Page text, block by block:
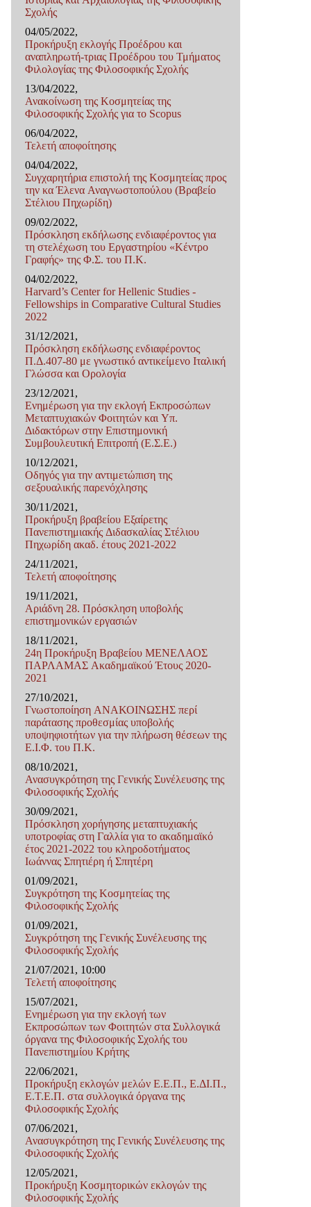
Σχολής
04/05/2022,
Προκήρυξη εκλογής Προέδρου και
αναπληρωτή-τριας Προέδρου του Τμήματος
Φιλολογίας της Φιλοσοφικής Σχολής
13/04/2022,
Ανακοίνωση της Κοσμητείας της
Φιλοσοφικής Σχολής για το Scopus
06/04/2022,
Τελετή αποφοίτησης
04/04/2022,
Συγχαρητήρια επιστολή της Κοσμητείας προς
την κα Έλενα Αναγνωστοπούλου (Βραβείο
Στέλιου Πηχωρίδη)
09/02/2022,
Πρόσκληση εκδήλωσης ενδιαφέροντος για
τη στελέχωση του Εργαστηρίου «Κέντρο
Γραφής» της Φ.Σ. του Π.Κ.
04/02/2022,
Harvard’s Center for Hellenic Studies -
Fellowships in Comparative Cultural Studies
2022
31/12/2021,
Πρόσκληση εκδήλωσης ενδιαφέροντος
Π.Δ.407-80 με γνωστικό αντικείμενο Ιταλική
Γλώσσα και Ορολογία
23/12/2021,
Ενημέρωση για την εκλογή Εκπροσώπων
Μεταπτυχιακών Φοιτητών και Υπ.
Διδακτόρων στην Επιστημονική
Συμβουλευτική Επιτροπή (Ε.Σ.Ε.)
10/12/2021,
Οδηγός για την αντιμετώπιση της
σεξουαλικής παρενόχλησης
30/11/2021,
Προκήρυξη βραβείου Εξαίρετης
Πανεπιστημιακής Διδασκαλίας Στέλιου
Πηχωρίδη ακαδ. έτους 2021-2022
24/11/2021,
Τελετή αποφοίτησης
19/11/2021,
Αριάδνη 28. Πρόσκληση υποβολής
επιστημονικών εργασιών
18/11/2021,
24η Προκήρυξη Βραβείου ΜΕΝΕΛΑΟΣ
ΠΑΡΛΑΜΑΣ Ακαδημαϊκού Έτους 2020-
2021
27/10/2021,
Γνωστοποίηση ΑΝΑΚΟΙΝΩΣΗΣ περί
παράτασης προθεσμίας υποβολής
υποψηφιοτήτων για την πλήρωση θέσεων της
Ε.Ι.Φ. του Π.K.
08/10/2021,
Ανασυγκρότηση της Γενικής Συνέλευσης της
Φιλοσοφικής Σχολής
30/09/2021,
Πρόσκληση χορήγησης μεταπτυχιακής
υποτροφίας στη Γαλλία για το ακαδημαϊκό
έτος 2021-2022 του κληροδοτήματος
Ιωάννας Σπητιέρη ή Σπητέρη
01/09/2021,
Συγκρότηση της Κοσμητείας της
Φιλοσοφικής Σχολής
01/09/2021,
Συγκρότηση της Γενικής Συνέλευσης της
Φιλοσοφικής Σχολής
21/07/2021, 10:00
Τελετή αποφοίτησης
15/07/2021,
Ενημέρωση για την εκλογή των
Εκπροσώπων των Φοιτητών στα Συλλογικά
όργανα της Φιλοσοφικής Σχολής του
Πανεπιστημίου Κρήτης
22/06/2021,
Προκήρυξη εκλογών μελών Ε.Ε.Π., Ε.ΔΙ.Π.,
Ε.Τ.Ε.Π. στα συλλογικά όργανα της
Φιλοσοφικής Σχολής
07/06/2021,
Ανασυγκρότηση της Γενικής Συνέλευσης της
Φιλοσοφικής Σχολής
12/05/2021,
Προκήρυξη Κοσμητορικών εκλογών της
Φιλοσοφικής Σχολής